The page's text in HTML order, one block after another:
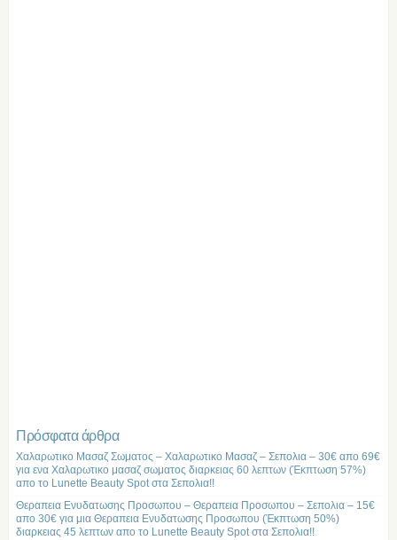
Πρόσφατα άρθρα
Χαλαρωτικο Μασαζ Σωματος – Χαλαρωτικο Μασαζ – Σεπολια – 30€ απο 69€
για ενα Χαλαρωτικο μασαζ σωματος διαρκειας 60 λεπτων (Έκπτωση 57%)
απο το Lunette Beauty Spot στα Σεπολια!!
Θεραπεια Ενυδατωσης Προσωπου – Θεραπεια Προσωπου – Σεπολια – 15€
απο 30€ για μια Θεραπεια Ενυδατωσης Προσωπου (Έκπτωση 50%)
διαρκειας 45 λεπτων απο το Lunette Beauty Spot στα Σεπολια!!